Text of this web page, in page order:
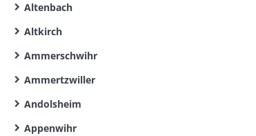
Altenbach
Altkirch
Ammerschwihr
Ammertzwiller
Andolsheim
Appenwihr